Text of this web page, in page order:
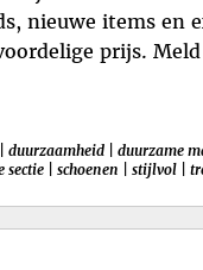
nieuwe items en
prijs.
duurzaamheid duurzame
sectie schoenen stijlvol